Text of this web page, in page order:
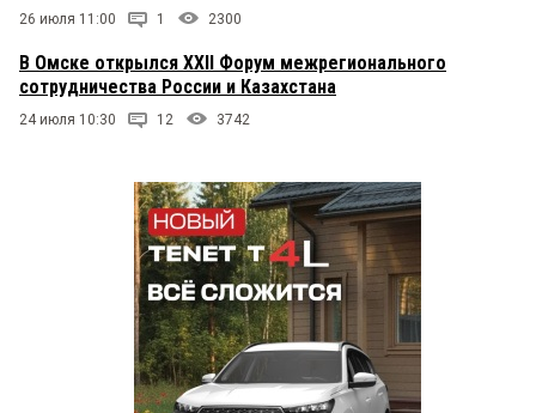
26 июля 11:00 1 2300
В Омске открылся XXII Форум межрегионального
сотрудничества России и Казахстана
24 июля 10:30 12 3742